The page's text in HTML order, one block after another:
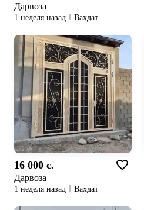
Дарвоза
1 неделя назад Вахдат
16 000 c.
Дарвоза
1 неделя назад Вахдат